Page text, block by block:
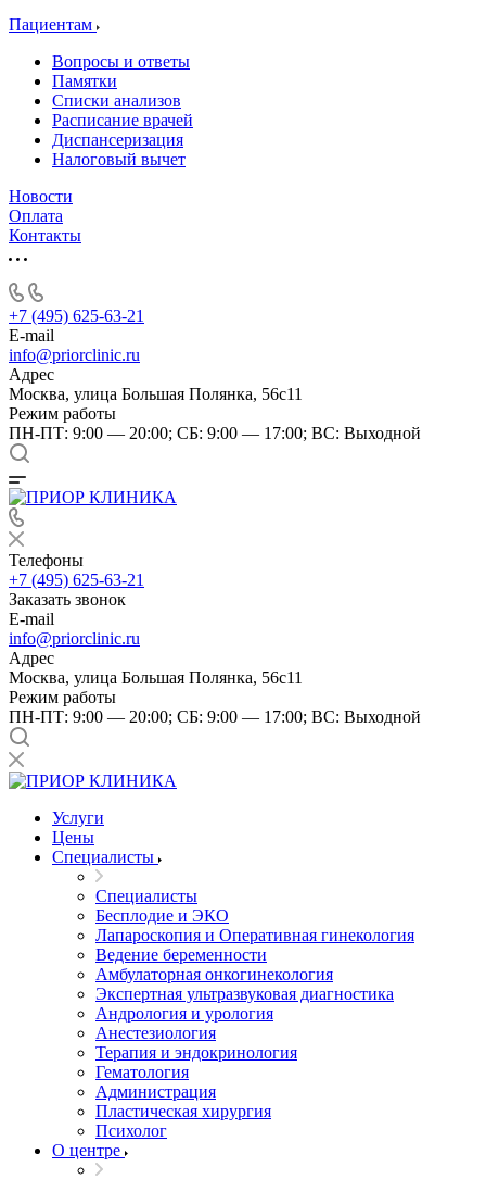
Пациентам
Вопросы и ответы
Памятки
Списки анализов
Расписание врачей
Диспансеризация
Налоговый вычет
Новости
Оплата
Контакты
+7 (495) 625-63-21
E-mail
info@priorclinic.ru
Адрес
Москва, улица Большая Полянка, 56с11
Режим работы
ПН-ПТ: 9:00 — 20:00; СБ: 9:00 — 17:00; ВС: Выходной
Телефоны
+7 (495) 625-63-21
Заказать звонок
E-mail
info@priorclinic.ru
Адрес
Москва, улица Большая Полянка, 56с11
Режим работы
ПН-ПТ: 9:00 — 20:00; СБ: 9:00 — 17:00; ВС: Выходной
Услуги
Цены
Специалисты
Специалисты
Бесплодие и ЭКО
Лапароскопия и Оперативная гинекология
Ведение беременности
Амбулаторная онкогинекология
Экспертная ультразвуковая диагностика
Андрология и урология
Анестезиология
Терапия и эндокринология
Гематология
Администрация
Пластическая хирургия
Психолог
О центре